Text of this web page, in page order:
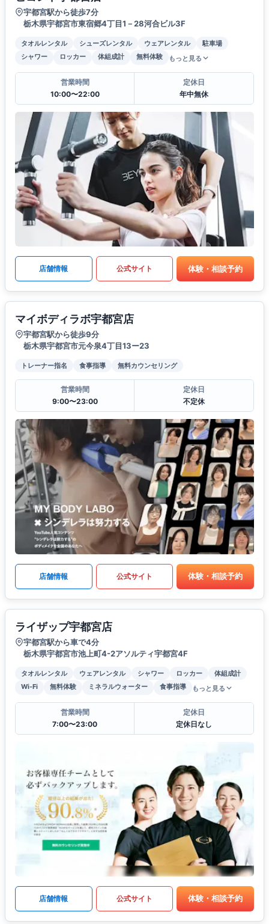
宇都宮駅から徒歩7分
栃木県宇都宮市東宿郷4丁目1－28河合ビル3F
タオルレンタル シューズレンタル ウェアレンタル
駐車場
シャワー
ロッカー 体組成計 無料体験 もっと見る
営業時間
10:00〜22:00
定休日
年中無休
店舗情報 公式サイト 体験・相談予約
マイボディラボ宇都宮店
宇都宮駅から徒歩9分
栃木県宇都宮市元今泉4丁目13ー23
トレーナー指名 食事指導 無料カウンセリング
営業時間
9:00〜23:00
定休日
不定休
店舗情報 公式サイト 体験・相談予約
ライザップ宇都宮店
宇都宮駅から車で4分
栃木県宇都宮市池上町4-2アソルティ宇都宮4F
タオルレンタル ウェアレンタル シャワー ロッカー
体組成計
Wi-Fi
無料体験 ミネラルウォーター 食事指導 もっと見る
営業時間
7:00〜23:00
定休日
定休日なし
店舗情報 公式サイト 体験・相談予約